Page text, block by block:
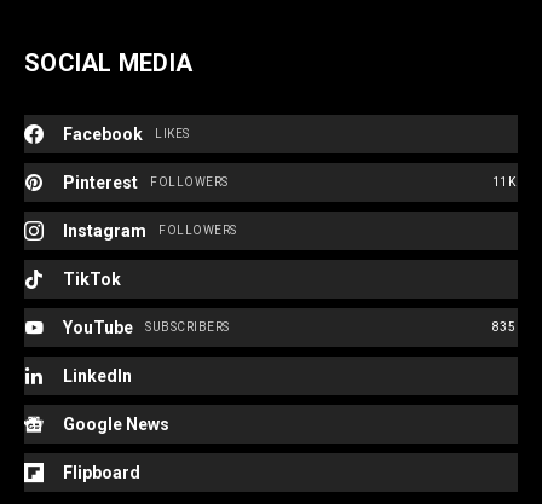
SOCIAL MEDIA
Facebook LIKES
Pinterest 11K
FOLLOWERS
Instagram FOLLOWERS
TikTok
YouTube 835
SUBSCRIBERS
LinkedIn
Google News
Flipboard